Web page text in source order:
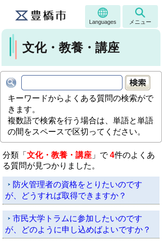
Languages メニュー
文化・教養・講座
キーワードからよくある質問の検索がで
きます。
複数語で検索を行う場合は、単語と単語
の間をスペースで区切ってください。
分類「 文化・教養・講座 」で4件のよくあ
る質問が見つかりました。
防火管理者の資格をとりたいのです
が、どうすれば取得できますか？
市民大学トラムに参加したいのです
が、どのように申し込めばよいですか？